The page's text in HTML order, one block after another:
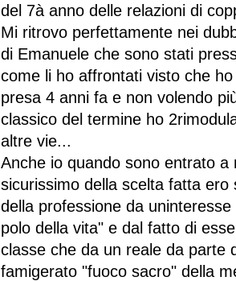
del 7à anno delle relazioni di
Mi ritrovo perfettamente nei
di Emanuele che sono stati
come li ho affrontati visto che
presa 4 anni fa e non volendo
classico del termine ho
altre vie...
Anche io quando sono entrato a
sicurissimo della scelta fatta
della professione da
polo della vita" e dal fatto di
classe che da un reale da parte
famigerato "fuoco sacro" della